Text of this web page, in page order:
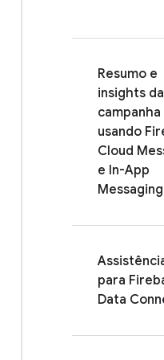
Resumo e
insights da
campanha
usando
Cloud
e In-App
Messaging
para
Data